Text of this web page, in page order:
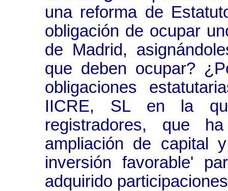
una reforma de
obligación de ocupar
de Madrid,
que deben ocupar?
obligaciones
IICRE, SL en la
registradores, que
ampliación de capital
inversión favorable'
adquirido